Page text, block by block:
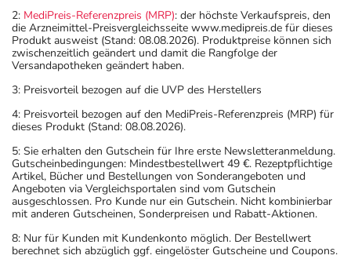
2: MediPreis-Referenzpreis (MRP): der höchste Verkaufspreis, den
die Arzneimittel-Preisvergleichsseite www.medipreis.de für dieses
Produkt ausweist (Stand: 08.08.2026). Produktpreise können sich
zwischenzeitlich geändert und damit die Rangfolge der
Versandapotheken geändert haben.
3: Preisvorteil bezogen auf die UVP des Herstellers
4: Preisvorteil bezogen auf den MediPreis-Referenzpreis (MRP) für
dieses Produkt (Stand: 08.08.2026).
5: Sie erhalten den Gutschein für Ihre erste Newsletteranmeldung.
Gutscheinbedingungen: Mindestbestellwert 49 €. Rezeptpflichtige
Artikel, Bücher und Bestellungen von Sonderangeboten und
Angeboten via Vergleichsportalen sind vom Gutschein
ausgeschlossen. Pro Kunde nur ein Gutschein. Nicht kombinierbar
mit anderen Gutscheinen, Sonderpreisen und Rabatt-Aktionen.
8: Nur für Kunden mit Kundenkonto möglich. Der Bestellwert
berechnet sich abzüglich ggf. eingelöster Gutscheine und Coupons.